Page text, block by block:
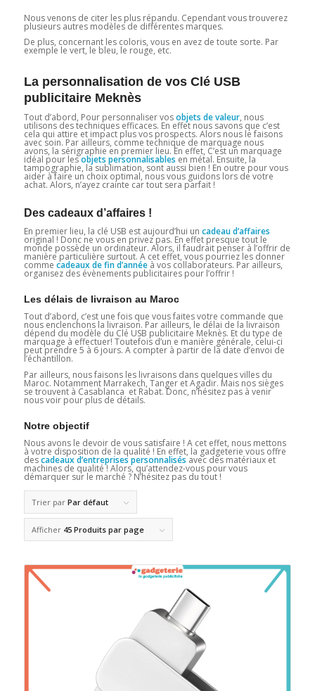
Nous venons de citer les plus répandu. Cependant vous trouverez
plusieurs autres modèles de différentes marques.
De plus, concernant les coloris, vous en avez de toute sorte. Par
exemple le vert, le bleu, le rouge, etc.
La personnalisation de vos Clé USB
publicitaire Meknès
Tout d’abord, Pour personnaliser vosobjets de valeur, nous
utilisons des techniques efficaces. En effet nous savons que c’est
cela qui attire et impact plus vos prospects. Alors nous le faisons
avec soin. Par ailleurs, comme technique de marquage nous
avons, la sérigraphie en premier lieu. En effet, C’est un marquage
idéal pour lesobjets personnalisables en métal. Ensuite, la
tampographie, la sublimation, sont aussi bien ! En outre pour vous
aider à faire un choix optimal, nous vous guidons lors de votre
achat. Alors, n’ayez crainte car tout sera parfait !
Des cadeaux d’affaires !
En premier lieu, la clé USB est aujourd’hui un cadeau d’affaires
original ! Donc ne vous en privez pas. En effet presque tout le
monde possède un ordinateur. Alors, il faudrait penser à l’offrir de
manière particulière surtout. A cet effet, vous pourriez les donner
comme cadeaux de fin d’annéeà vos collaborateurs. Par ailleurs,
organisez des évènements publicitaires pour l’offrir !
Les délais de livraison au Maroc
Tout d’abord, c’est une fois que vous faites votre commande que
nous enclenchons la livraison. Par ailleurs, le délai de la livraison
dépend du modèle du Clé USB publicitaire Meknès. Et du type de
marquage à effectuer! Toutefois d’un e manière générale, celui-ci
peut prendre 5 à 6 jours. A compter à partir de la date d’envoi de
l’échantillon.
Par ailleurs, nous faisons les livraisons dans quelques villes du
Maroc. Notamment Marrakech, Tanger et Agadir. Mais nos sièges
se trouvent à Casablanca et Rabat. Donc, n’hésitez pas à venir
nous voir pour plus de détails.
Notre objectif
Nous avons le devoir de vous satisfaire ! A cet effet, nous mettons
à votre disposition de la qualité ! En effet, la gadgeterie vous offre
descadeaux d’entreprises personnalisésavec des matériaux et
machines de qualité ! Alors, qu’attendez-vous pour vous
démarquer sur le marché ? N’hésitez pas du tout !
Trier par Par défaut
Afficher 45 Produits par page